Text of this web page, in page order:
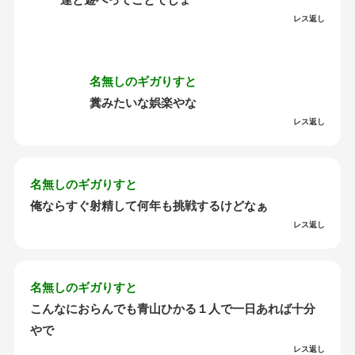
レス返し
名無しのギガりすと
糞みたいな娯楽やな
レス返し
名無しのギガりすと
俺ならすぐ射精して何年も挑戦するけどなぁ
レス返し
名無しのギガりすと
こんなにおらんでも青山ひかる１人で一日あれば十分
やで
レス返し